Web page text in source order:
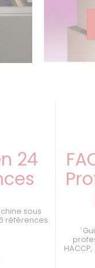
24
sous
références